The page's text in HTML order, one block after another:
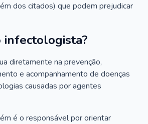
dos citados) que podem prejudicar
infectologista?
diretamente na prevenção,
e acompanhamento de doenças
causadas por agentes
é o responsável por orientar